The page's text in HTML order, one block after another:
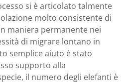
si è articolato talmente
molto consistente di
maniera permanente nei
di migrare lontano in
semplice aiuto è stato
supporto alla
il numero degli elefanti è